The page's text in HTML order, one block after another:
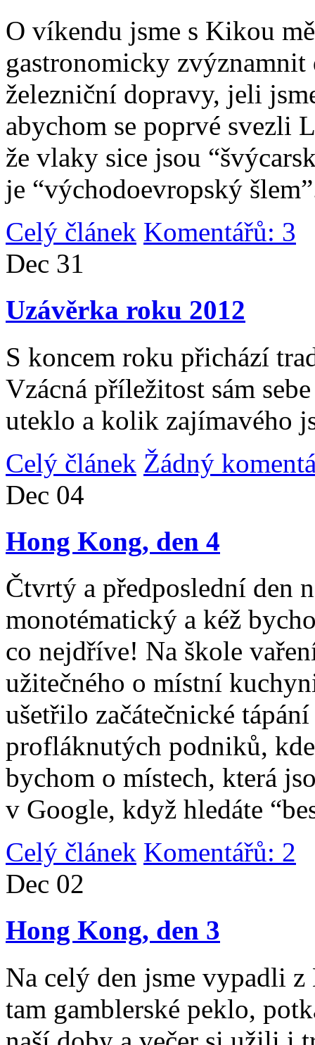
O víkendu jsme s Kikou
gastronomicky
železniční dopravy, jeli
abychom se poprvé svezli
že vlaky sice jsou
je “východoevropský
Celý článek Komentářů: 3
Dec 31
Uzávěrka roku 2012
S koncem roku přichází
Vzácná příležitost sám
uteklo a kolik zajímavého
Celý článek Žádný
Dec 04
Hong Kong, den 4
Čtvrtý a předposlední den
monotématický a kéž
co nejdříve! Na škole
užitečného o místní
ušetřilo začátečnické
profláknutých podniků,
bychom o místech, která
v Google, když hledáte
Celý článek Komentářů: 2
Dec 02
Hong Kong, den 3
Na celý den jsme vypadli
tam gamblerské peklo,